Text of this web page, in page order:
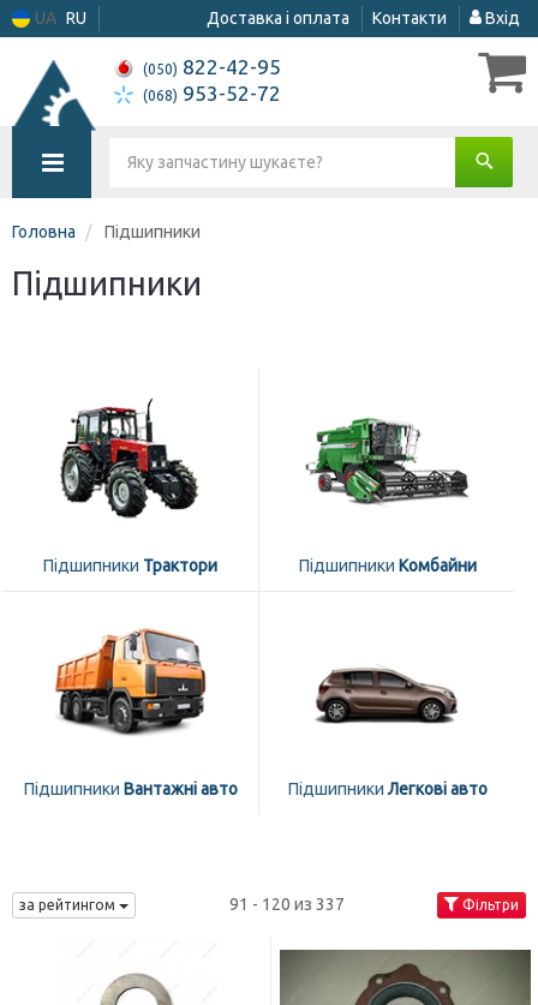
UA RU Доставка і оплата Контакти Вхід
(050) 822-42-95
(068) 953-52-72
Головна Підшипники
Підшипники
Підшипники Трактори Підшипники Комбайни
Підшипники Вантажні авто Підшипники Легкові авто
за рейтингом 91 - 120 из 337 Фільтри